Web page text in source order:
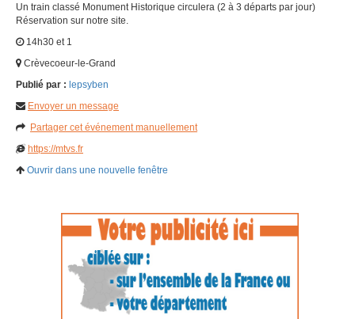
Un train classé Monument Historique circulera (2 à 3 départs par jour)
Réservation sur notre site.
14h30 et 1
Crèvecoeur-le-Grand
Publié par : lepsyben
Envoyer un message
Partager cet événement manuellement
https://mtvs.fr
Ouvrir dans une nouvelle fenêtre